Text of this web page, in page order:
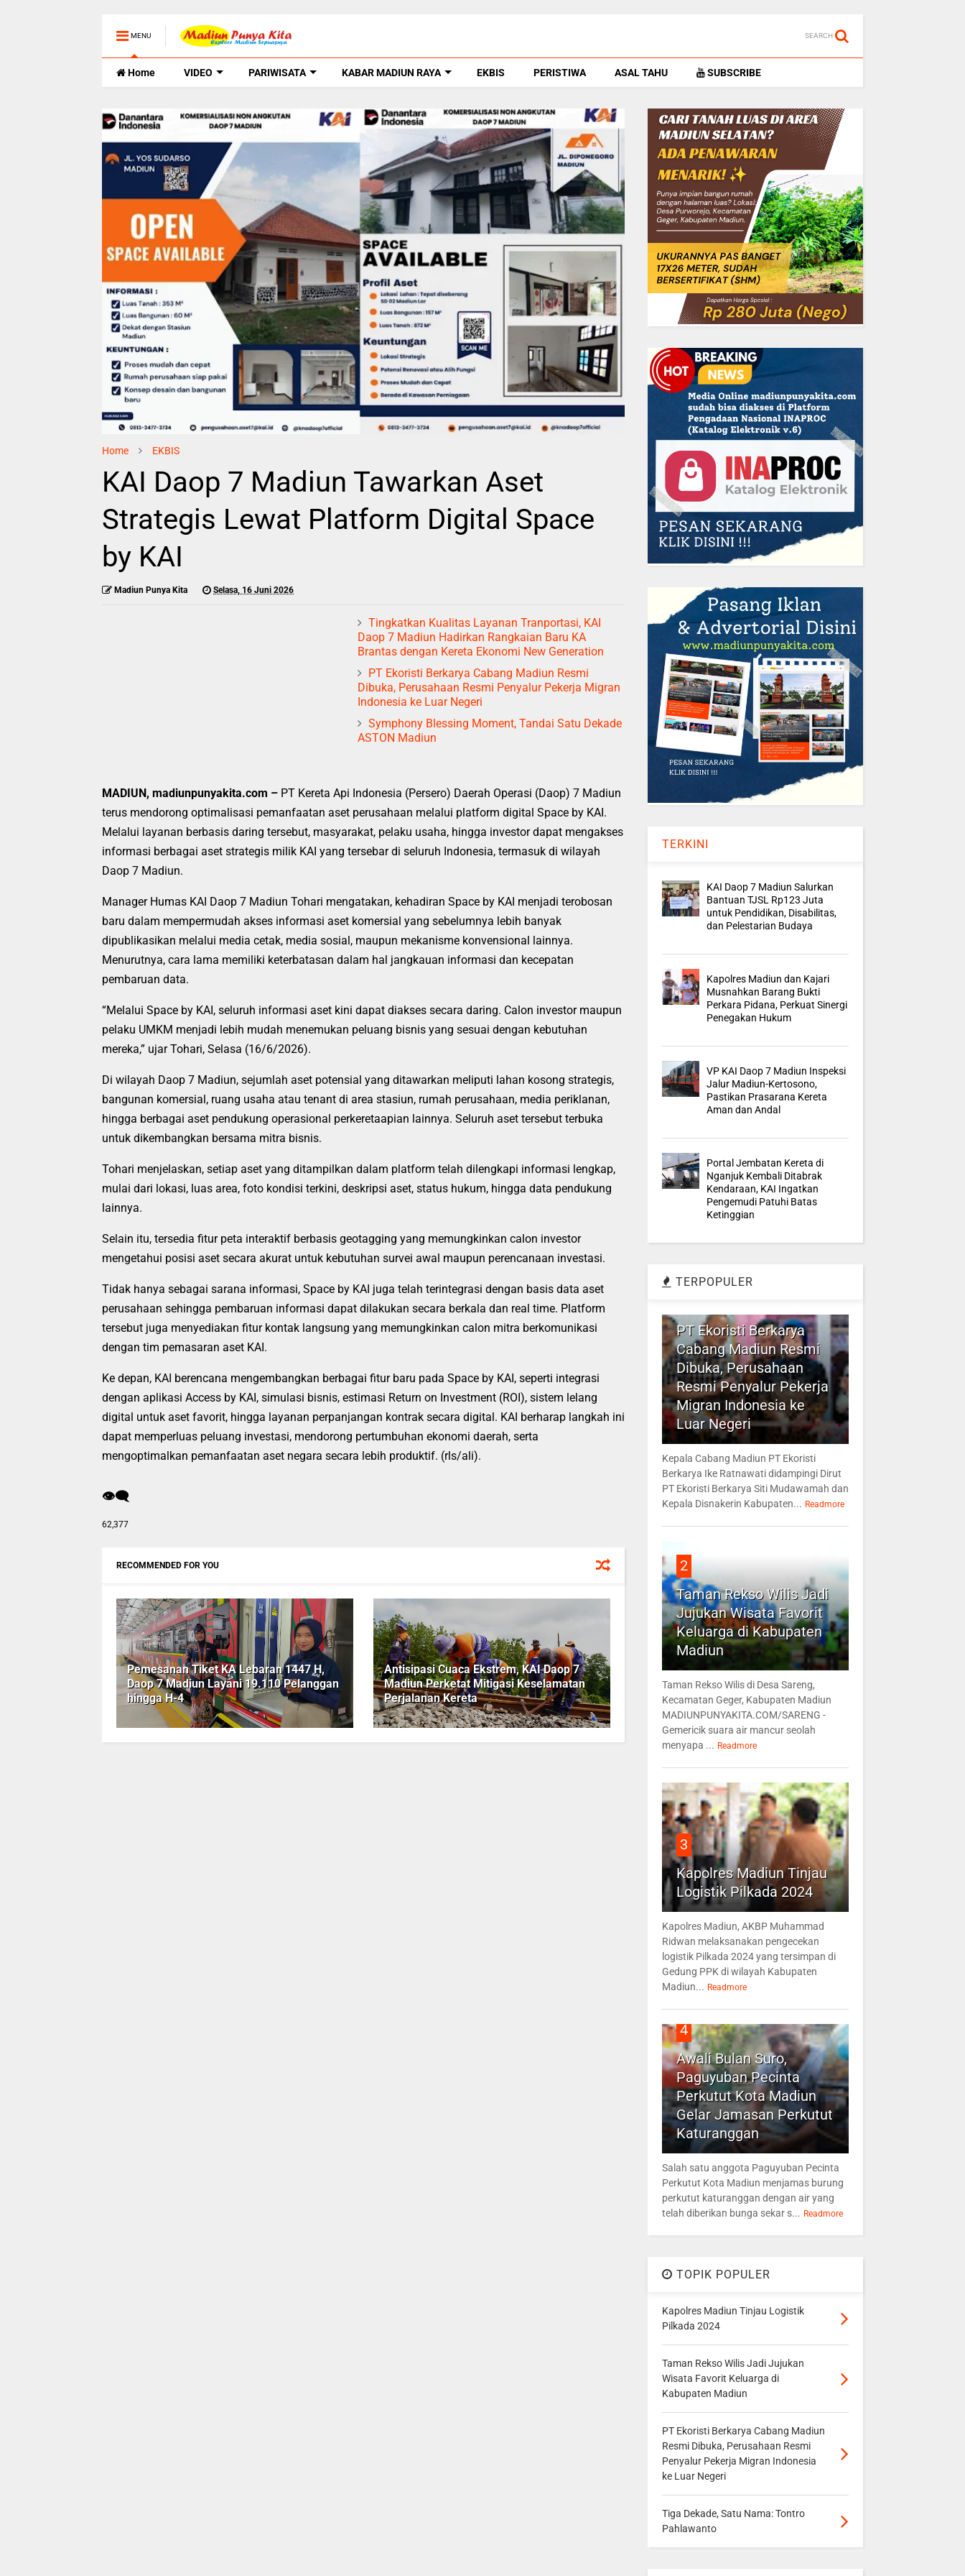
MENU SEARCH
Home VIDEO PARIWISATA KABAR MADIUN RAYA EKBIS PERISTIWA ASAL TAHU SUBSCRIBE
Home EKBIS
KAI Daop 7 Madiun Tawarkan Aset
Strategis Lewat Platform Digital Space
by KAI
Madiun Punya Kita Selasa, 16 Juni 2026
Tingkatkan Kualitas Layanan Tranportasi, KAI
Daop 7 Madiun Hadirkan Rangkaian Baru KA
Brantas dengan Kereta Ekonomi New Generation
PT Ekoristi Berkarya Cabang Madiun Resmi
Dibuka, Perusahaan Resmi Penyalur Pekerja Migran
Indonesia ke Luar Negeri
Symphony Blessing Moment, Tandai Satu Dekade
ASTON Madiun
MADIUN, madiunpunyakita.com – PT Kereta Api Indonesia (Persero) Daerah Operasi (Daop) 7 Madiun
terus mendorong optimalisasi pemanfaatan aset perusahaan melalui platform digital Space by KAI.
Melalui layanan berbasis daring tersebut, masyarakat, pelaku usaha, hingga investor dapat mengakses
informasi berbagai aset strategis milik KAI yang tersebar di seluruh Indonesia, termasuk di wilayah
Daop 7 Madiun.
Manager Humas KAI Daop 7 Madiun Tohari mengatakan, kehadiran Space by KAI menjadi terobosan
baru dalam mempermudah akses informasi aset komersial yang sebelumnya lebih banyak
dipublikasikan melalui media cetak, media sosial, maupun mekanisme konvensional lainnya.
Menurutnya, cara lama memiliki keterbatasan dalam hal jangkauan informasi dan kecepatan
pembaruan data.
“Melalui Space by KAI, seluruh informasi aset kini dapat diakses secara daring. Calon investor maupun
pelaku UMKM menjadi lebih mudah menemukan peluang bisnis yang sesuai dengan kebutuhan
mereka,” ujar Tohari, Selasa (16/6/2026).
Di wilayah Daop 7 Madiun, sejumlah aset potensial yang ditawarkan meliputi lahan kosong strategis,
bangunan komersial, ruang usaha atau tenant di area stasiun, rumah perusahaan, media periklanan,
hingga berbagai aset pendukung operasional perkeretaapian lainnya. Seluruh aset tersebut terbuka
untuk dikembangkan bersama mitra bisnis.
Tohari menjelaskan, setiap aset yang ditampilkan dalam platform telah dilengkapi informasi lengkap,
mulai dari lokasi, luas area, foto kondisi terkini, deskripsi aset, status hukum, hingga data pendukung
lainnya.
Selain itu, tersedia fitur peta interaktif berbasis geotagging yang memungkinkan calon investor
mengetahui posisi aset secara akurat untuk kebutuhan survei awal maupun perencanaan investasi.
Tidak hanya sebagai sarana informasi, Space by KAI juga telah terintegrasi dengan basis data aset
perusahaan sehingga pembaruan informasi dapat dilakukan secara berkala dan real time. Platform
tersebut juga menyediakan fitur kontak langsung yang memungkinkan calon mitra berkomunikasi
dengan tim pemasaran aset KAI.
Ke depan, KAI berencana mengembangkan berbagai fitur baru pada Space by KAI, seperti integrasi
dengan aplikasi Access by KAI, simulasi bisnis, estimasi Return on Investment (ROI), sistem lelang
digital untuk aset favorit, hingga layanan perpanjangan kontrak secara digital. KAI berharap langkah ini
dapat memperluas peluang investasi, mendorong pertumbuhan ekonomi daerah, serta
mengoptimalkan pemanfaatan aset negara secara lebih produktif. (rls/ali).
👁️‍🗨️
62,377
RECOMMENDED FOR YOU
Pemesanan Tiket KA Lebaran 1447 H,
Daop 7 Madiun Layani 19.110 Pelanggan
hingga H-4
Antisipasi Cuaca Ekstrem, KAI Daop 7
Madiun Perketat Mitigasi Keselamatan
Perjalanan Kereta
TERKINI
KAI Daop 7 Madiun Salurkan
Bantuan TJSL Rp123 Juta
untuk Pendidikan, Disabilitas,
dan Pelestarian Budaya
Kapolres Madiun dan Kajari
Musnahkan Barang Bukti
Perkara Pidana, Perkuat Sinergi
Penegakan Hukum
VP KAI Daop 7 Madiun Inspeksi
Jalur Madiun-Kertosono,
Pastikan Prasarana Kereta
Aman dan Andal
Portal Jembatan Kereta di
Nganjuk Kembali Ditabrak
Kendaraan, KAI Ingatkan
Pengemudi Patuhi Batas
Ketinggian
TERPOPULER
PT Ekoristi Berkarya
Cabang Madiun Resmi
Dibuka, Perusahaan
Resmi Penyalur Pekerja
Migran Indonesia ke
Luar Negeri
Kepala Cabang Madiun PT Ekoristi
Berkarya Ike Ratnawati didampingi Dirut
PT Ekoristi Berkarya Siti Mudawamah dan
Kepala Disnakerin Kabupaten... Readmore
2
Taman Rekso Wilis Jadi
Jujukan Wisata Favorit
Keluarga di Kabupaten
Madiun
Taman Rekso Wilis di Desa Sareng,
Kecamatan Geger, Kabupaten Madiun
MADIUNPUNYAKITA.COM/SARENG -
Gemericik suara air mancur seolah
menyapa ... Readmore
3
Kapolres Madiun Tinjau
Logistik Pilkada 2024
Kapolres Madiun, AKBP Muhammad
Ridwan melaksanakan pengecekan
logistik Pilkada 2024 yang tersimpan di
Gedung PPK di wilayah Kabupaten
Madiun... Readmore
4
Awali Bulan Suro,
Paguyuban Pecinta
Perkutut Kota Madiun
Gelar Jamasan Perkutut
Katuranggan
Salah satu anggota Paguyuban Pecinta
Perkutut Kota Madiun menjamas burung
perkutut katuranggan dengan air yang
telah diberikan bunga sekar s... Readmore
TOPIK POPULER
Kapolres Madiun Tinjau Logistik
Pilkada 2024
Taman Rekso Wilis Jadi Jujukan
Wisata Favorit Keluarga di
Kabupaten Madiun
PT Ekoristi Berkarya Cabang Madiun
Resmi Dibuka, Perusahaan Resmi
Penyalur Pekerja Migran Indonesia
ke Luar Negeri
Tiga Dekade, Satu Nama: Tontro
Pahlawanto